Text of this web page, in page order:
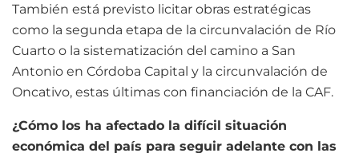
También está previsto licitar obras estratégicas
como la segunda etapa de la circunvalación de Río
Cuarto o la sistematización del camino a San
Antonio en Córdoba Capital y la circunvalación de
Oncativo, estas últimas con financiación de la CAF.
¿Cómo los ha afectado la difícil situación
económica del país para seguir adelante con las